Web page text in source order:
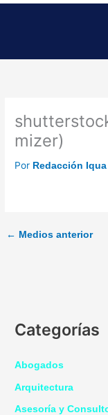
Ir
mizer)
Por Redacción
← Medios anterior
Categorías
Abogados
Arquitectura
Asesoría y